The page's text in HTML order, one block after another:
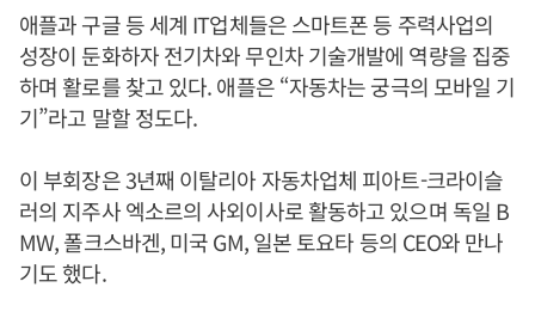
애플과 구글 등 세계 IT업체들은 스마트폰 등 주력사업의
성장이 둔화하자 전기차와 무인차 기술개발에 역량을 집중
하며 활로를 찾고 있다. 애플은 “자동차는 궁극의 모바일 기
기”라고 말할 정도다.
이 부회장은 3년째 이탈리아 자동차업체 피아트-크라이슬
러의 지주사 엑소르의 사외이사로 활동하고 있으며 독일 B
MW, 폴크스바겐, 미국 GM, 일본 토요타 등의 CEO와 만나
기도 했다.